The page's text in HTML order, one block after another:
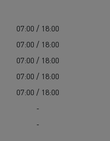
07:00 / 18:00
07:00 / 18:00
07:00 / 18:00
07:00 / 18:00
07:00 / 18:00
-
-